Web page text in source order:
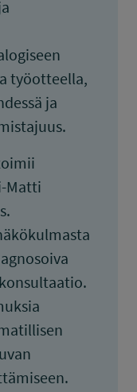
työotteella,
ja
Matti